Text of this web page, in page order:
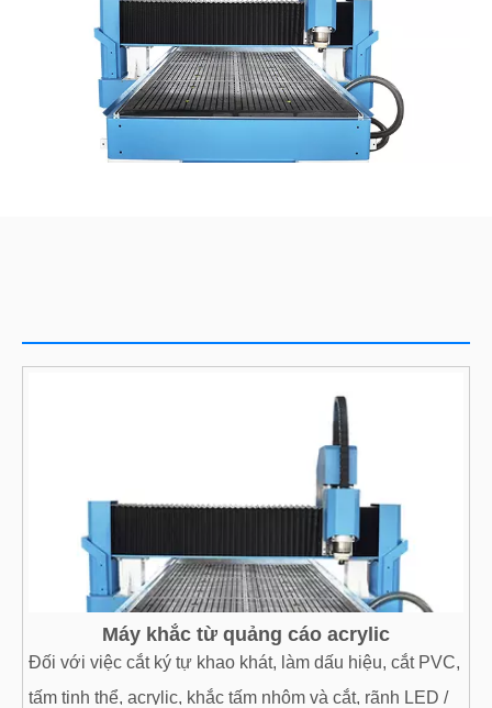
Máy khắc từ quảng cáo acrylic
Đối với việc cắt ký tự khao khát, làm dấu hiệu, cắt PVC,
tấm tinh thể, acrylic, khắc tấm nhôm và cắt, rãnh LED /